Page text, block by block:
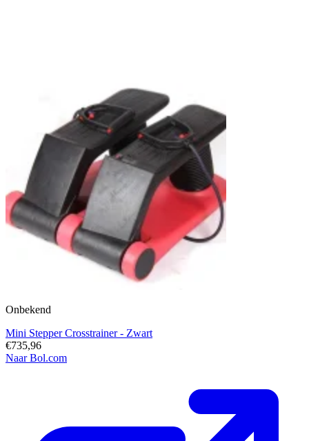
Onbekend
Mini Stepper Crosstrainer - Zwart
€735,96
Naar Bol.com